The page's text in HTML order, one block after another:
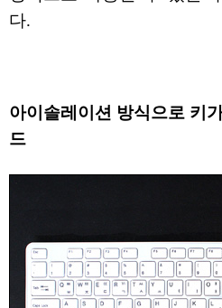
다.
아이솔레이션 방식으로 키
드